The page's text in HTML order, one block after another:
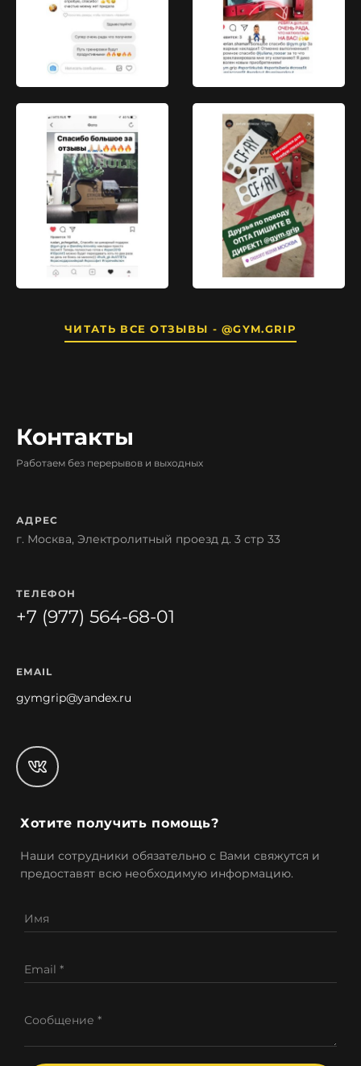
ЧИТАТЬ ВСЕ ОТЗЫВЫ - @GYM.GRIP
Контакты
Работаем без перерывов и выходных
АДРЕС
г. Москва, Электролитный проезд д. 3 стр 33
ТЕЛЕФОН
+7 (977) 564-68-01
EMAIL
gymgrip@yandex.ru
Хотите получить помощь?
Наши сотрудники обязательно с Вами свяжутся и
предоставят всю необходимую информацию.
Имя
Email *
Сообщение *